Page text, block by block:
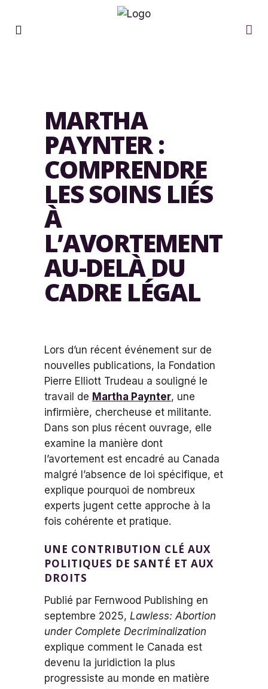
MARTHA
PAYNTER :
COMPRENDRE
LES SOINS LIÉS
À
L’AVORTEMENT
AU-DELÀ DU
CADRE LÉGAL
Lors d’un récent événement sur de
nouvelles publications, la Fondation
Pierre Elliott Trudeau a souligné le
travail de Martha Paynter, une
infirmière, chercheuse et militante.
Dans son plus récent ouvrage, elle
examine la manière dont
l’avortement est encadré au Canada
malgré l’absence de loi spécifique, et
explique pourquoi de nombreux
experts jugent cette approche à la
fois cohérente et pratique.
UNE CONTRIBUTION CLÉ AUX
POLITIQUES DE SANTÉ ET AUX
DROITS
Publié par Fernwood Publishing en
septembre 2025, Lawless: Abortion
under Complete Decriminalization
explique comment le Canada est
devenu la juridiction la plus
progressiste au monde en matière